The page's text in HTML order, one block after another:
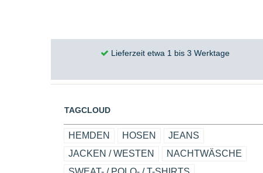
Lieferzeit etwa 1 bis 3 Werktage
TAGCLOUD
HEMDEN HOSEN
JEANS
JACKEN / WESTEN
NACHTWÄSCHE